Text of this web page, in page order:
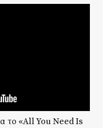
το «All You Need Is